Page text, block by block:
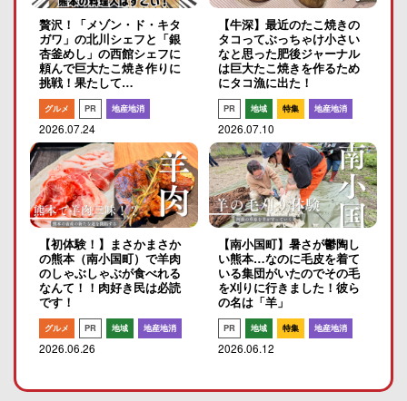
贅沢！「メゾン・ド・キタ
ガワ」の北川シェフと「銀
杏釜めし」の西館シェフに
頼んで巨大たこ焼き作りに
挑戦！果たして…
グルメ PR 地産地消
2026.07.24
【牛深】最近のたこ焼きの
タコってぶっちゃけ小さい
なと思った肥後ジャーナル
は巨大たこ焼きを作るため
にタコ漁に出た！
PR 地域 特集 地産地消
2026.07.10
【初体験！】まさかまさか
の熊本（南小国町）で羊肉
のしゃぶしゃぶが食べれる
なんて！！肉好き民は必読
です！
グルメ PR 地域 地産地消
2026.06.26
【南小国町】暑さが鬱陶し
い熊本…なのに毛皮を着て
いる集団がいたのでその毛
を刈りに行きました！彼ら
の名は「羊」
PR 地域 特集 地産地消
2026.06.12